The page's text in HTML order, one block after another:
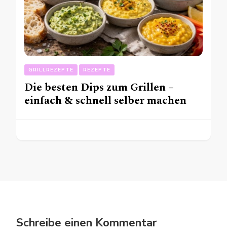
GRILLREZEPTE REZEPTE
Die besten Dips zum Grillen –
einfach & schnell selber machen
Schreibe einen Kommentar